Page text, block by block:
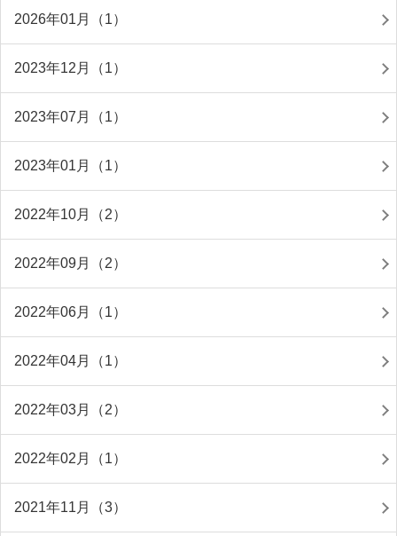
2026年01月（1）
2023年12月（1）
2023年07月（1）
2023年01月（1）
2022年10月（2）
2022年09月（2）
2022年06月（1）
2022年04月（1）
2022年03月（2）
2022年02月（1）
2021年11月（3）